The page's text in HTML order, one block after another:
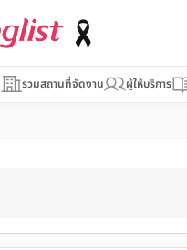
รวมสถานที่จัดงาน ผู้ให้บริการ